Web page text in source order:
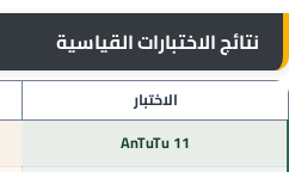
نتائج الاختبارات القياسية
الاختبار
AnTuTu 11